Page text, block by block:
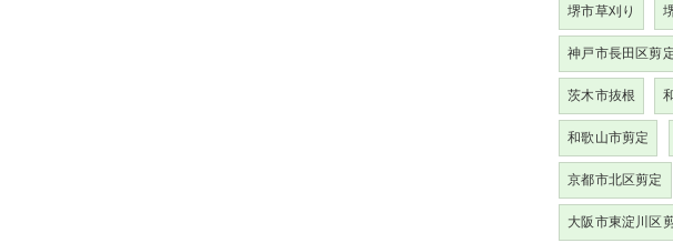
堺市草刈り
神戸市長田区剪
茨木市抜根
和歌山市剪定
京都市北区剪定
大阪市東淀川区